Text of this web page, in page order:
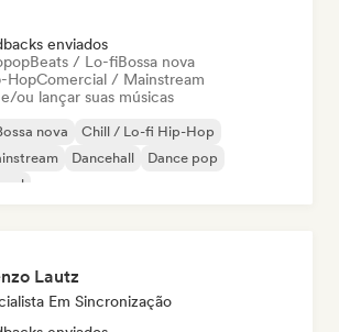
enviados
Beats / Lo-fiBossa nova
HopComercial / Mainstream
ou lançar suas músicas
nova
Chill / Lo-fi Hip-Hop
Dancehall
Dance pop
Lautz
Em Sincronização